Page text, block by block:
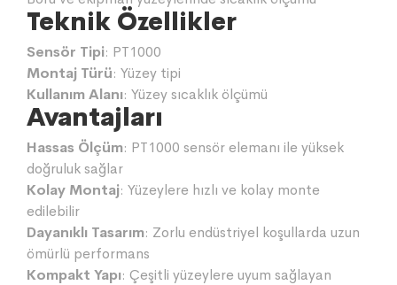
Teknik Özellikler
Sensör Tipi: PT1000
Montaj Türü: Yüzey tipi
Kullanım Alanı: Yüzey sıcaklık ölçümü
Avantajları
Hassas Ölçüm: PT1000 sensör elemanı ile yüksek
doğruluk sağlar
Kolay Montaj: Yüzeylere hızlı ve kolay monte
edilebilir
Dayanıklı Tasarım: Zorlu endüstriyel koşullarda uzun
ömürlü performans
Kompakt Yapı: Çeşitli yüzeylere uyum sağlayan